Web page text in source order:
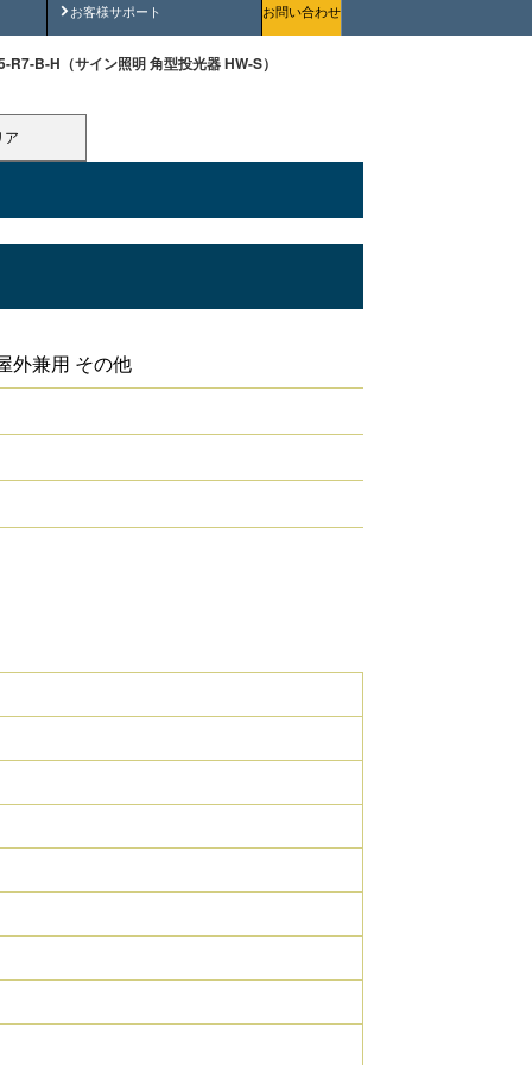
お客様サポート
安全にご使用いただくためにお問い合わせ
R7-B-H（サイン照明 角型投光器 HW-S）
ア
外兼用 その他